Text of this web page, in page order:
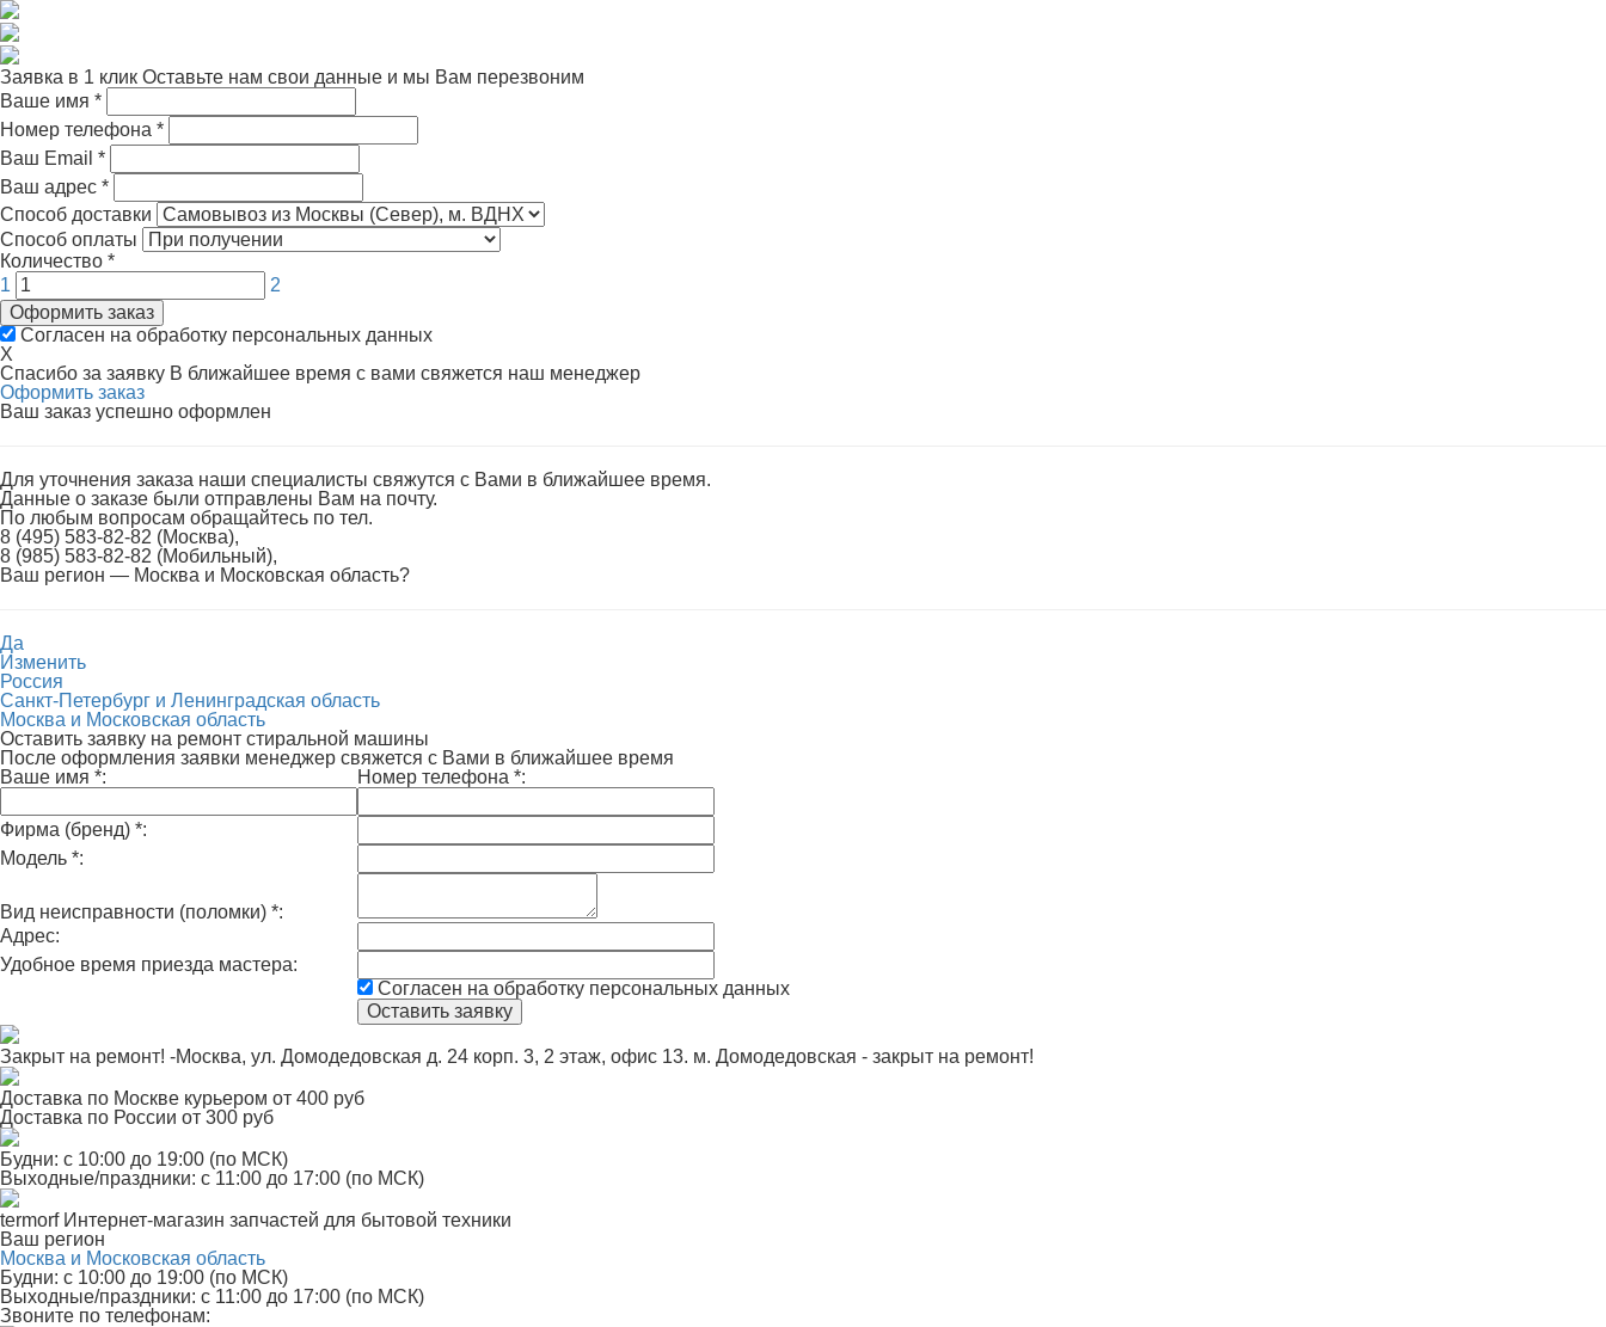
Заявка в 1 клик Оставьте нам свои данные и мы Вам перезвоним
Ваше имя *
Номер телефона *
Ваш Email *
Ваш адрес *
Способ доставки
Способ оплаты
Количество *
1
2
Оформить заказ
Согласен на обработку персональных данных
X
Спасибо за заявку В ближайшее время с вами свяжется наш менеджер
Оформить заказ
Ваш заказ успешно оформлен
Для уточнения заказа наши специалисты свяжутся с Вами в ближайшее время.
Данные о заказе были отправлены Вам на почту.
По любым вопросам обращайтесь по тел.
8 (495) 583-82-82 (Москва),
8 (985) 583-82-82 (Мобильный),
Ваш регион — Москва и Московская область?
Да
Изменить
Россия
Санкт-Петербург и Ленинградская область
Москва и Московская область
Оставить заявку на ремонт стиральной машины
После оформления заявки менеджер свяжется с Вами в ближайшее время
Ваше имя *: Номер телефона *:
Фирма (бренд) *:
Модель *:
Вид неисправности (поломки) *:
Адрес:
Удобное время приезда мастера:
Согласен на обработку персональных данных
Закрыт на ремонт! -Москва, ул. Домодедовская д. 24 корп. 3, 2 этаж, офис 13. м. Домодедовская - закрыт на ремонт!
Доставка по Москве курьером от 400 руб
Доставка по России от 300 руб
Будни: с 10:00 до 19:00 (по МСК)
Выходные/праздники: с 11:00 до 17:00 (по МСК)
termorf Интернет-магазин запчастей для бытовой техники
Ваш регион
Москва и Московская область
Будни: с 10:00 до 19:00 (по МСК)
Выходные/праздники: с 11:00 до 17:00 (по МСК)
Звоните по телефонам: